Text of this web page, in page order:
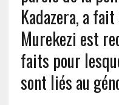
Kadazera, a
Murekezi est
faits pour
sont liés au